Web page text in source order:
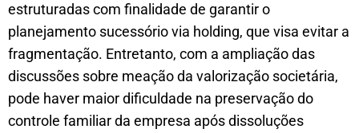
estruturadas com finalidade de garantir o
planejamento sucessório via holding, que visa evitar a
fragmentação. Entretanto, com a ampliação das
discussões sobre meação da valorização societária,
pode haver maior dificuldade na preservação do
controle familiar da empresa após dissoluções